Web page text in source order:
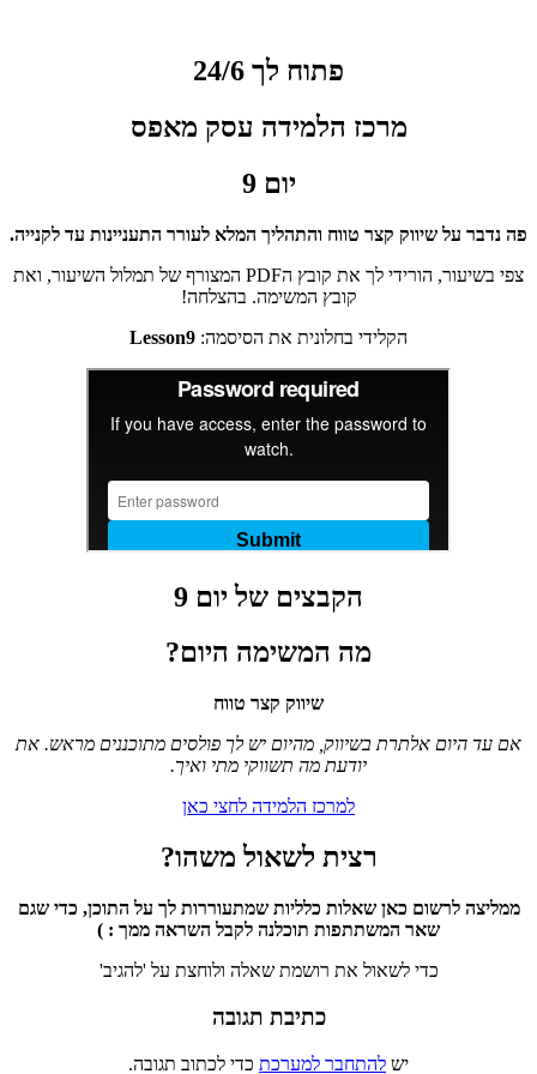
פתוח לך 24/6
מרכז הלמידה עסק מאפס
יום9
פה נדבר על שיווק קצר טווח והתהליך המלא לעורר התעניינות עד לקנייה.
צפי בשיעור, הורידי לך את קובץ הPDF המצורף של תמלול השיעור, ואת
קובץ המשימה. בהצלחה!
הקלידי בחלונית את הסיסמה: Lesson9
הקבצים של יום 9
מה המשימה היום?
שיווק קצר טווח
אם עד היום אלתרת בשיווק, מהיום יש לך פולסים מתוכננים מראש. את
יודעת מה תשווקי מתי ואיך.
למרכז הלמידה לחצי כאן
רצית לשאול משהו?
ממליצה לרשום כאן שאלות כלליות שמתעוררות לך על התוכן, כדי שגם
שאר המשתתפות תוכלנה לקבל השראה ממך : )
כדי לשאול את רושמת שאלה ולוחצת על 'להגיב'
כתיבת תגובה
יש להתחבר למערכת כדי לכתוב תגובה.